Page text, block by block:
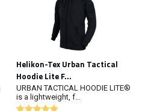
Helikon-Tex Urban Tactical
Hoodie Lite F...
URBAN TACTICAL HOODIE LITE®
is a lightweight, f...